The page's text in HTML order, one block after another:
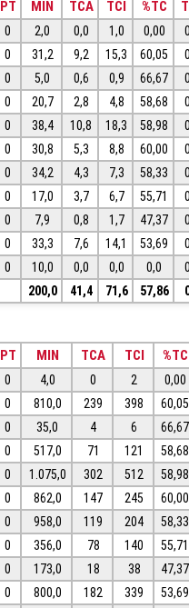
PT MIN TCA TCI %TC
0 2,0 0,0 1,0 0,00
0 31,2 9,2 15,3 60,05
0 5,0 0,6 0,9 66,67
0 20,7 2,8 4,8 58,68
0 38,4 10,8 18,3 58,98
0 30,8 5,3 8,8 60,00
0 34,2 4,3 7,3 58,33
0 17,0 3,7 6,7 55,71
0 7,9 0,8 1,7 47,37
0 33,3 7,6 14,1 53,69
0 10,0 0,0 0,0 0,0
200,0 41,4 71,6 57,86
PT MIN TCA TCI %TC
0 4,0 0 2
0,00
0 810,0 239 398
60,05
0 35,0 4 6
66,67
0 517,0 71 121
58,68
0 1.075,0 302 512
58,98
0 862,0 147 245
60,00
0 958,0 119 204
58,33
0 356,0 78 140
55,71
0 173,0 18 38
47,37
0 800,0 182 339
53,69